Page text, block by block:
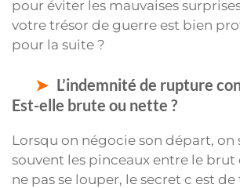
pour éviter les mauvaises
votre trésor de guerre est bien
pour la suite ?
L’indemnité de rupture
Est-elle brute ou nette ?
Lorsqu on négocie son départ, on
souvent les pinceaux entre le brut
ne pas se louper, le secret c est